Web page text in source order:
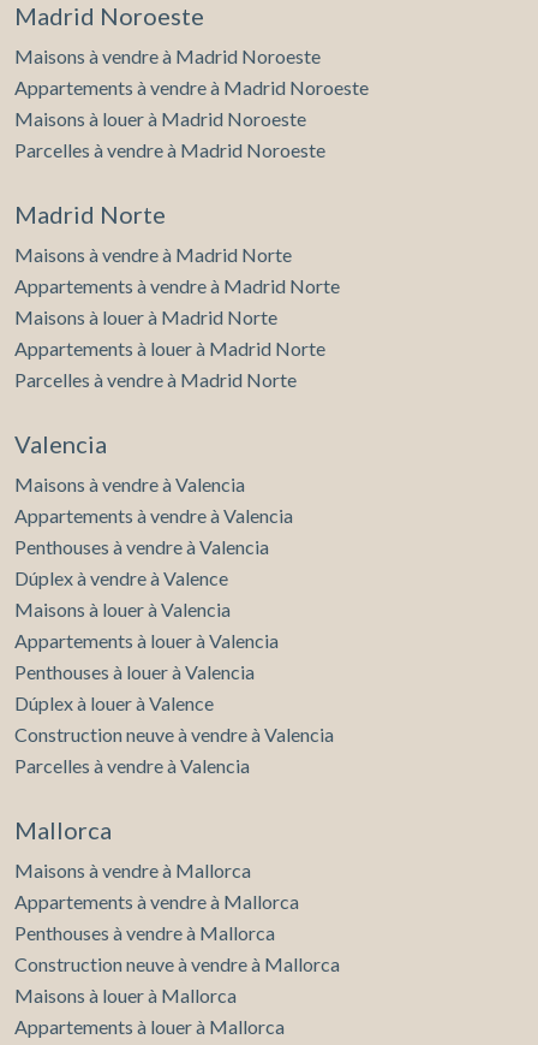
Madrid Noroeste
Maisons à vendre à Madrid Noroeste
Appartements à vendre à Madrid Noroeste
Maisons à louer à Madrid Noroeste
Parcelles à vendre à Madrid Noroeste
Madrid Norte
Maisons à vendre à Madrid Norte
Appartements à vendre à Madrid Norte
Maisons à louer à Madrid Norte
Appartements à louer à Madrid Norte
Parcelles à vendre à Madrid Norte
Valencia
Maisons à vendre à Valencia
Appartements à vendre à Valencia
Penthouses à vendre à Valencia
Dúplex à vendre à Valence
Maisons à louer à Valencia
Appartements à louer à Valencia
Penthouses à louer à Valencia
Dúplex à louer à Valence
Construction neuve à vendre à Valencia
Parcelles à vendre à Valencia
Mallorca
Maisons à vendre à Mallorca
Appartements à vendre à Mallorca
Penthouses à vendre à Mallorca
Construction neuve à vendre à Mallorca
Maisons à louer à Mallorca
Appartements à louer à Mallorca